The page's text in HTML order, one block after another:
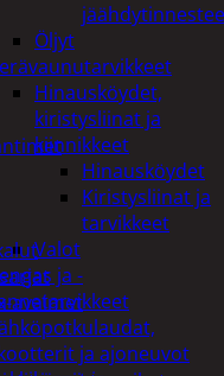
Öljyt
Hinausköydet,
kiristysliinat ja
kiinnikkeet
Hinausköydet
Kiristysliinat ja
tarvikkeet
Valot
ja -
ja ajoneuvot
avaimet